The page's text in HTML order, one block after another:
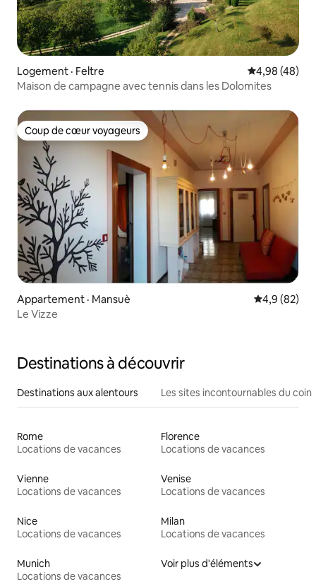
Logement · Feltre Note
4,98 (48)
Maison de campagne avec tennis dans les Dolomites
Coup de cœur voyageurs
Coup de cœur voyageurs
Appartement · Mansuè Note
4,9 (82)
Le Vizze
Destinations à découvrir
Destinations aux alentours Les sites incontournables du coin
Rome
Locations de vacances
Florence
Locations de vacances
Vienne
Locations de vacances
Venise
Locations de vacances
Nice
Locations de vacances
Milan
Locations de vacances
Munich
Locations de vacances
Voir plus d'éléments